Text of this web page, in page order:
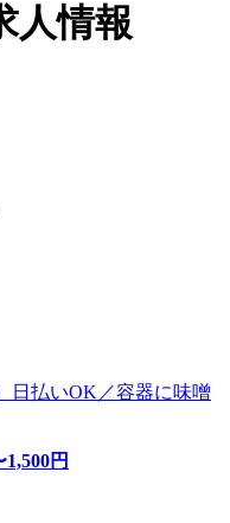
人情報
日払いOK／容器に味噌
1,500円